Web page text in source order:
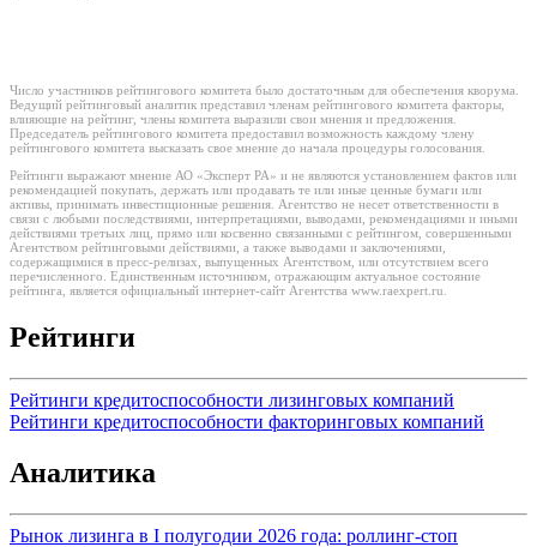
Число участников рейтингового комитета было достаточным для обеспечения кворума.
Ведущий рейтинговый аналитик представил членам рейтингового комитета факторы,
влияющие на рейтинг, члены комитета выразили свои мнения и предложения.
Председатель рейтингового комитета предоставил возможность каждому члену
рейтингового комитета высказать свое мнение до начала процедуры голосования.
Рейтинги выражают мнение АО «Эксперт РА» и не являются установлением фактов или
рекомендацией покупать, держать или продавать те или иные ценные бумаги или
активы, принимать инвестиционные решения. Агентство не несет ответственности в
связи с любыми последствиями, интерпретациями, выводами, рекомендациями и иными
действиями третьих лиц, прямо или косвенно связанными с рейтингом, совершенными
Агентством рейтинговыми действиями, а также выводами и заключениями,
содержащимися в пресс-релизах, выпущенных Агентством, или отсутствием всего
перечисленного. Единственным источником, отражающим актуальное состояние
рейтинга, является официальный интернет-сайт Агентства www.raexpert.ru.
Рейтинги
Рейтинги кредитоспособности лизинговых компаний
Рейтинги кредитоспособности факторинговых компаний
Аналитика
Рынок лизинга в I полугодии 2026 года: роллинг-стоп